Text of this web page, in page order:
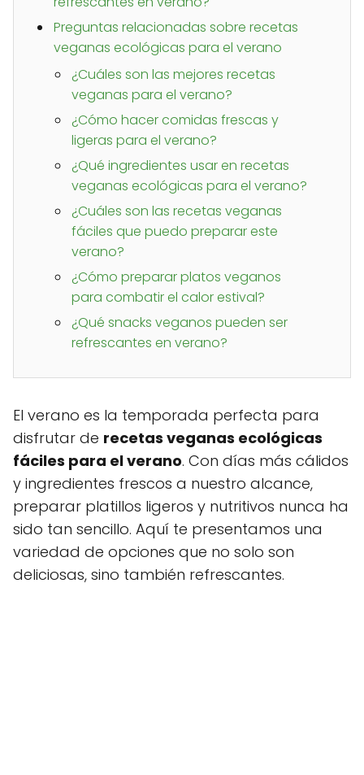
Preguntas relacionadas sobre recetas
veganas ecológicas para el verano
¿Cuáles son las mejores recetas
veganas para el verano?
¿Cómo hacer comidas frescas y
ligeras para el verano?
¿Qué ingredientes usar en recetas
veganas ecológicas para el verano?
¿Cuáles son las recetas veganas
fáciles que puedo preparar este
verano?
¿Cómo preparar platos veganos
para combatir el calor estival?
¿Qué snacks veganos pueden ser
refrescantes en verano?
El verano es la temporada perfecta para
disfrutar de recetas veganas ecológicas
fáciles para el verano. Con días más cálidos
y ingredientes frescos a nuestro alcance,
preparar platillos ligeros y nutritivos nunca ha
sido tan sencillo. Aquí te presentamos una
variedad de opciones que no solo son
deliciosas, sino también refrescantes.